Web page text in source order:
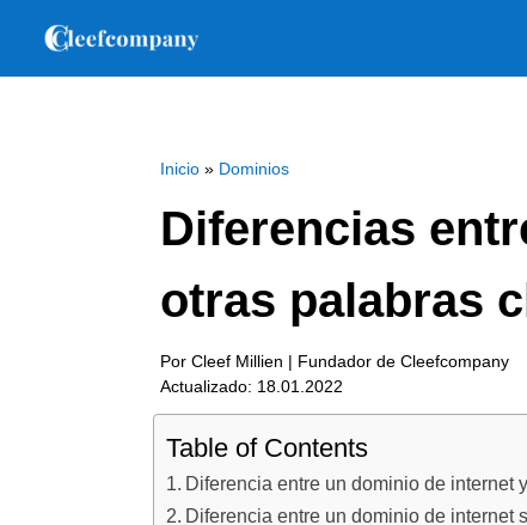
Inicio » Dominios
Diferencias
otras palabras
Por Cleef Millien | Fundador de Cleefcompany
Actualizado: 18.01.2022
Table of Contents
Diferencia entre un dominio de internet
Diferencia entre un dominio de internet